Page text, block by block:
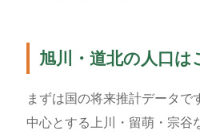
旭川・道北の人口は
まずは国の将来推計データで
中心とする上川・留萌・宗谷